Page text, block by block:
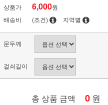
상품가 6,000원
배송비
(조건) 지역별
문두께
걸쇠길이
총 상품 금액 0 원